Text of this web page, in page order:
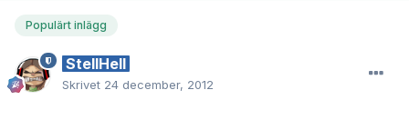
Populärt inlägg
StellHell
Skrivet 24 december, 2012